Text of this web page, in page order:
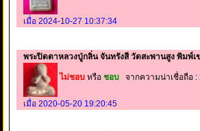
เมื่อ 2024-10-27 10:37:34
พระปิดตาหลวงปู่กลิ่น จันทรังสี วัดสะพานสูง พิมพ์เ
ไม่ชอบ หรือ ชอบ จากความน่าเชื่อถือ :
เมื่อ 2020-05-20 19:20:45